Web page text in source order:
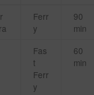
Ferr
y
90
min
Fas
t
Ferr
y
60
min